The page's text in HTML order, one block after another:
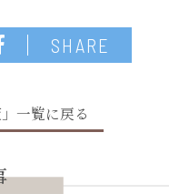
SHARE
一覧に戻る